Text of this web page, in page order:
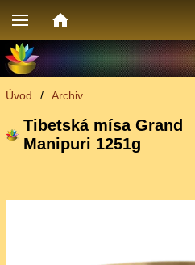
Úvod / Archiv
Tibetská mísa Grand
Manipuri 1251g